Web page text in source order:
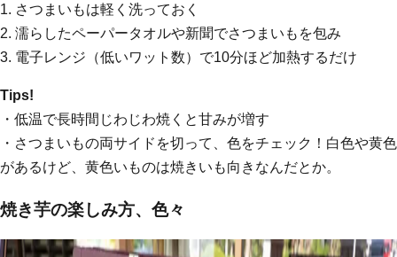
1. さつまいもは軽く洗っておく
2. 濡らしたペーパータオルや新聞でさつまいもを包み
3. 電子レンジ（低いワット数）で10分ほど加熱するだけ
Tips!
・低温で長時間じわじわ焼くと甘みが増す
・さつまいもの両サイドを切って、色をチェック！白色や黄色
があるけど、黄色いものは焼きいも向きなんだとか。
焼き芋の楽しみ方、色々